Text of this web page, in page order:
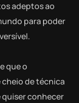
adeptos ao
para poder
que o
cheio de técnica
quiser conhecer